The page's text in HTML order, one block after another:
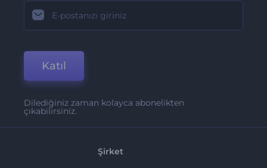
Katıl
Dilediğiniz zaman kolayca abonelikten
çıkabilirsiniz.
Şirket